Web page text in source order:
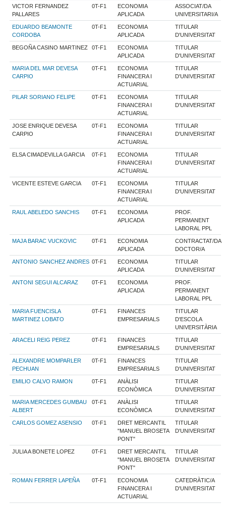
VICTOR FERNANDEZ
PALLARES
0T-F1
ECONOMIA
APLICADA
ASSOCIAT/DA
UNIVERSITARI/A
EDUARDO BEAMONTE
CORDOBA
0T-F1
ECONOMIA
APLICADA
TITULAR
D'UNIVERSITAT
BEGOÑA CASINO MARTINEZ 0T-F1
ECONOMIA
APLICADA
TITULAR
D'UNIVERSITAT
MARIA DEL MAR DEVESA
CARPIO
0T-F1
ECONOMIA
FINANCERA I
ACTUARIAL
TITULAR
D'UNIVERSITAT
PILAR SORIANO FELIPE 0T-F1
ECONOMIA
FINANCERA I
ACTUARIAL
TITULAR
D'UNIVERSITAT
JOSE ENRIQUE DEVESA
CARPIO
0T-F1
ECONOMIA
FINANCERA I
ACTUARIAL
TITULAR
D'UNIVERSITAT
ELSA CIMADEVILLA GARCIA 0T-F1
ECONOMIA
FINANCERA I
ACTUARIAL
TITULAR
D'UNIVERSITAT
VICENTE ESTEVE GARCIA 0T-F1
ECONOMIA
FINANCERA I
ACTUARIAL
TITULAR
D'UNIVERSITAT
RAUL ABELEDO SANCHIS 0T-F1
ECONOMIA
APLICADA
PROF.
PERMANENT
LABORAL PPL
MAJA BARAC VUCKOVIC 0T-F1
ECONOMIA
APLICADA
CONTRACTAT/DA
DOCTOR/A
ANTONIO SANCHEZ ANDRES 0T-F1
ECONOMIA
APLICADA
TITULAR
D'UNIVERSITAT
ANTONI SEGUI ALCARAZ 0T-F1
ECONOMIA
APLICADA
PROF.
PERMANENT
LABORAL PPL
MARIA FUENCISLA
MARTINEZ LOBATO
0T-F1
FINANCES
EMPRESARIALS
TITULAR
D'ESCOLA
UNIVERSITÀRIA
ARACELI REIG PEREZ 0T-F1
FINANCES
EMPRESARIALS
TITULAR
D'UNIVERSITAT
ALEXANDRE MOMPARLER
PECHUAN
0T-F1
FINANCES
EMPRESARIALS
TITULAR
D'UNIVERSITAT
EMILIO CALVO RAMON 0T-F1
ANÀLISI
ECONÒMICA
TITULAR
D'UNIVERSITAT
MARIA MERCEDES GUMBAU
ALBERT
0T-F1
ANÀLISI
ECONÒMICA
TITULAR
D'UNIVERSITAT
CARLOS GOMEZ ASENSIO 0T-F1
DRET MERCANTIL
"MANUEL BROSETA
PONT"
TITULAR
D'UNIVERSITAT
JULIA A BONETE LOPEZ 0T-F1
DRET MERCANTIL
"MANUEL BROSETA
PONT"
TITULAR
D'UNIVERSITAT
ROMAN FERRER LAPEÑA 0T-F1
ECONOMIA
FINANCERA I
ACTUARIAL
CATEDRÀTIC/A
D'UNIVERSITAT